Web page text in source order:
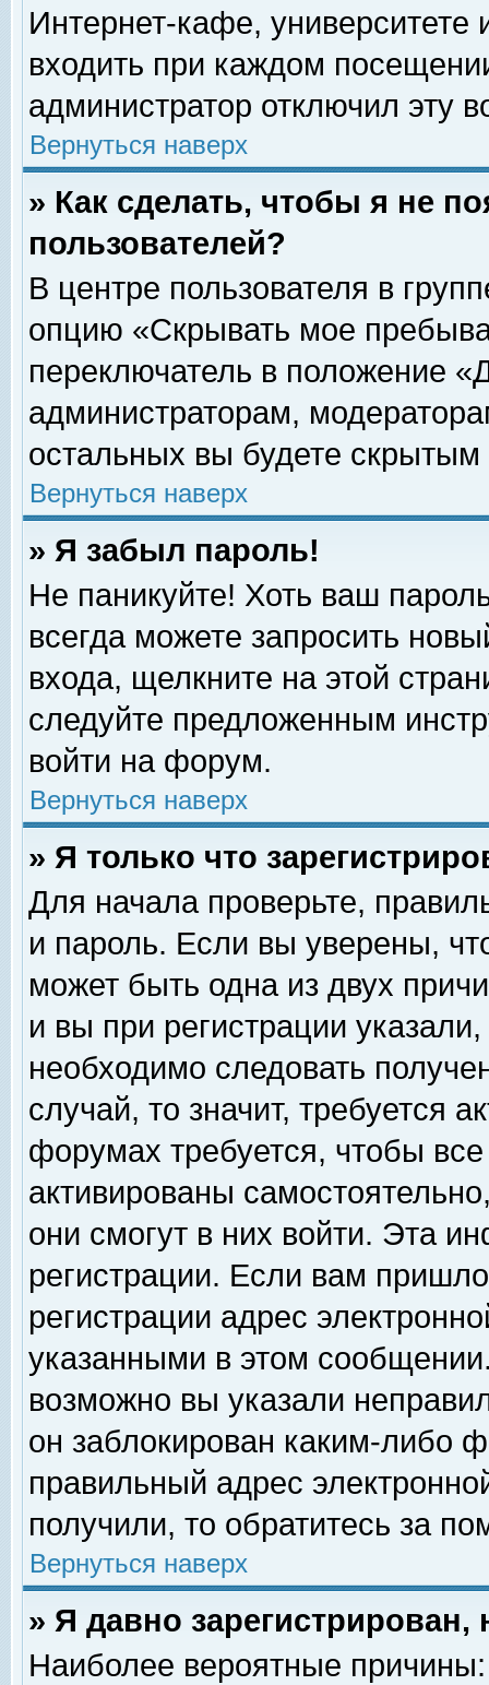
Интернет-кафе, университете
входить при каждом
администратор отключил эту
Вернуться наверх
» Как сделать, чтобы я не
пользователей?
В центре пользователя в
опцию «Скрывать мое
переключатель в положение
администраторам,
остальных вы будете скрытым
Вернуться наверх
» Я забыл пароль!
Не паникуйте! Хоть ваш
всегда можете запросить
входа, щелкните на этой
следуйте предложенным
войти на форум.
Вернуться наверх
» Я только что
Для начала проверьте,
и пароль. Если вы уверены,
может быть одна из двух
и вы при регистрации
необходимо следовать
случай, то значит, требуется
форумах требуется, чтобы
активированы
они смогут в них войти. Эта
регистрации. Если вам
регистрации адрес
указанными в этом
возможно вы указали
он заблокирован каким-либо
правильный адрес
получили, то обратитесь за
Вернуться наверх
» Я давно
Наиболее вероятные